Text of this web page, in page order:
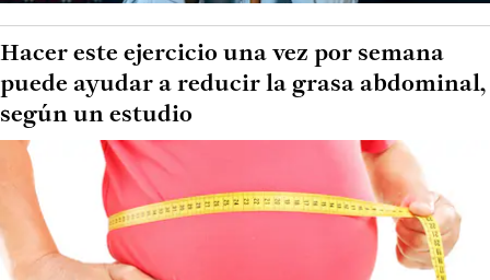
Hacer este ejercicio una vez por semana
puede ayudar a reducir la grasa abdominal,
según un estudio